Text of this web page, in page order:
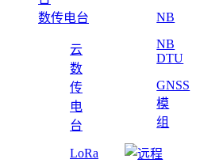
数传电台
云
数
传
电
台
LoRa
NB
NB
DTU
GNSS
模
组